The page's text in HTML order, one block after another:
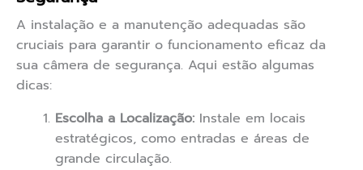
A instalação e a manutenção adequadas são
cruciais para garantir o funcionamento eficaz da
sua câmera de segurança. Aqui estão algumas
dicas:
Escolha a Localização: Instale em locais
estratégicos, como entradas e áreas de
grande circulação.